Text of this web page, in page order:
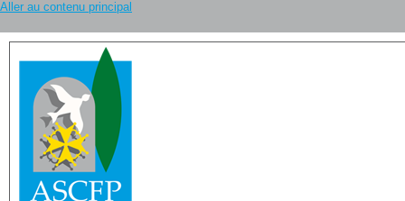
Aller au contenu principal